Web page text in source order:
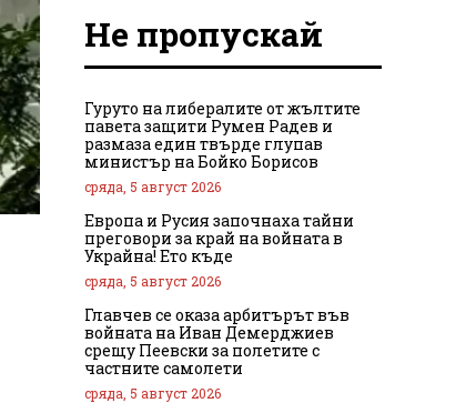
Не пропускай
Гуруто на либералите от жълтите
павета защити Румен Радев и
размаза един твърде глупав
министър на Бойко Борисов
сряда, 5 август 2026
Европа и Русия започнаха тайни
преговори за край на войната в
Украйна! Ето къде
сряда, 5 август 2026
Главчев се оказа арбитърът във
войната на Иван Демерджиев
срещу Пеевски за полетите с
частните самолети
сряда, 5 август 2026